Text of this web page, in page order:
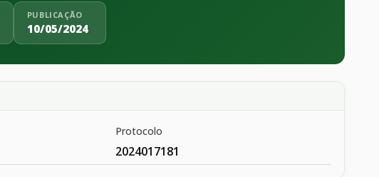
PUBLICAÇÃO
10/05/2024
Protocolo
2024017181